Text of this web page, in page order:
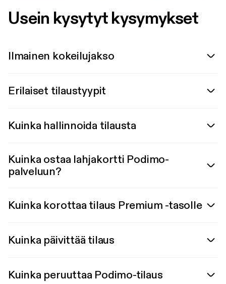
Usein kysytyt kysymykset
Ilmainen kokeilujakso
Erilaiset tilaustyypit
Kuinka hallinnoida tilausta
Kuinka ostaa lahjakortti Podimo-
palveluun?
Kuinka korottaa tilaus Premium -tasolle
Kuinka päivittää tilaus
Kuinka peruuttaa Podimo-tilaus